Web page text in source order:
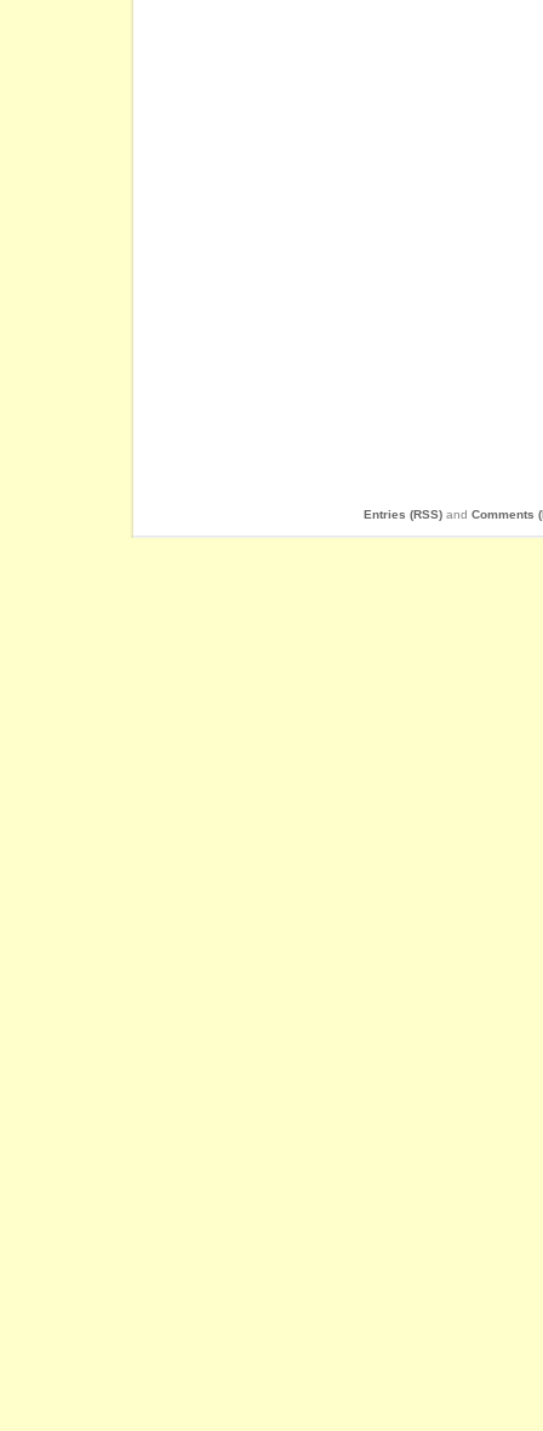
Entries (RSS) and Comments